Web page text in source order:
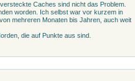
Caches sind nicht das Problem.
worden. Ich selbst war vor kurzem in
mehreren Monaten bis Jahren, auch weit
die auf Punkte aus sind.